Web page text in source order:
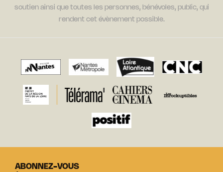
soutien ainsi que toutes les personnes, bénévoles, public, qui
rendent cet évènement possible.
ABONNEZ-VOUS